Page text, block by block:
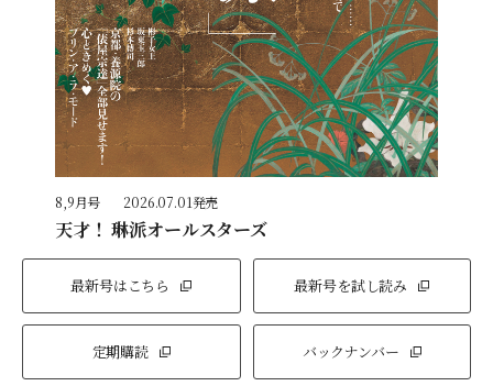
8,9月号 2026.07.01発売
天才！ 琳派オールスターズ
最新号はこちら 最新号を試し読み
定期購読 バックナンバー